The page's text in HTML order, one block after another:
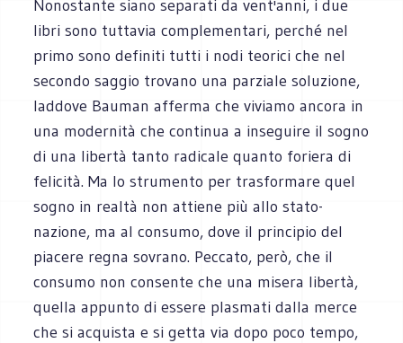
Nonostante siano separati da vent'anni, i due
libri sono tuttavia complementari, perché nel
primo sono definiti tutti i nodi teorici che nel
secondo saggio trovano una parziale soluzione,
laddove Bauman afferma che viviamo ancora in
una modernità che continua a inseguire il sogno
di una libertà tanto radicale quanto foriera di
felicità. Ma lo strumento per trasformare quel
sogno in realtà non attiene più allo stato-
nazione, ma al consumo, dove il principio del
piacere regna sovrano. Peccato, però, che il
consumo non consente che una misera libertà,
quella appunto di essere plasmati dalla merce
che si acquista e si getta via dopo poco tempo,